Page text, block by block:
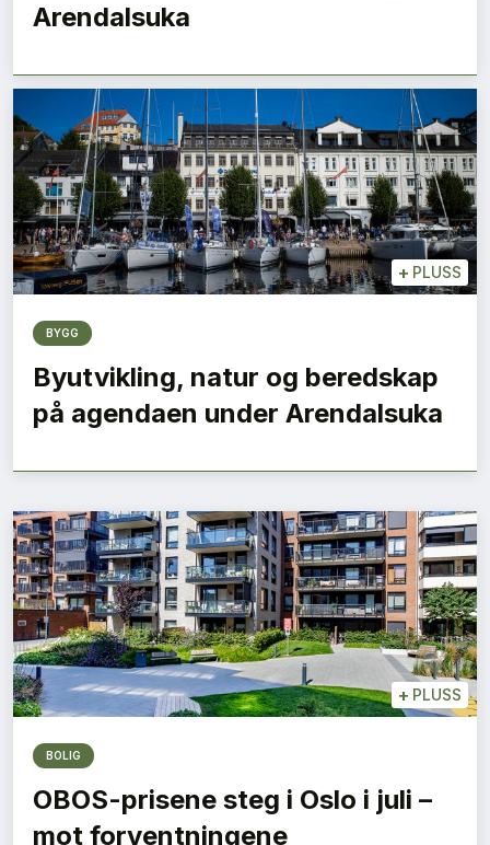
Arendalsuka
+ PLUSS
BYGG
Byutvikling, natur og beredskap
på agendaen under Arendalsuka
+ PLUSS
BOLIG
OBOS-prisene steg i Oslo i juli –
mot forventningene